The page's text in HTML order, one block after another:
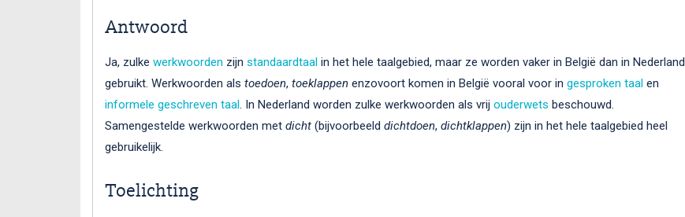
Antwoord
Ja, zulke werkwoorden zijn standaardtaal in het hele taalgebied, maar ze worden vaker in België dan in Nederland
gebruikt. Werkwoorden als toedoen, toeklappen enzovoort komen in België vooral voor in gesproken taal en
informele geschreven taal. In Nederland worden zulke werkwoorden als vrij ouderwets beschouwd.
Samengestelde werkwoorden met dicht (bijvoorbeeld dichtdoen, dichtklappen) zijn in het hele taalgebied heel
gebruikelijk.
Toelichting